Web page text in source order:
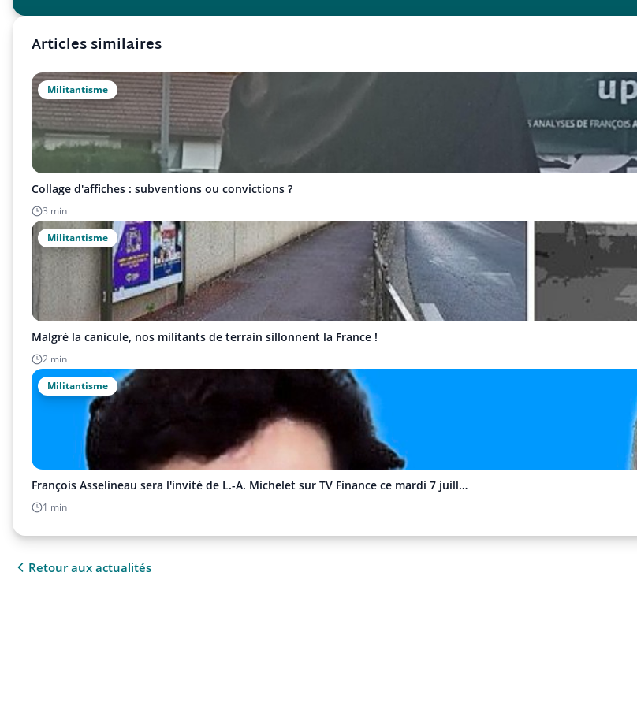
Articles similaires
Militantisme
Collage d'affiches : subventions ou convictions ?
3 min
Militantisme
Malgré la canicule, nos militants de terrain sillonnent la France !
2 min
Militantisme
François Asselineau sera l'invité de L.-A. Michelet sur TV Finance ce mardi 7 juill…
1 min
Retour aux actualités